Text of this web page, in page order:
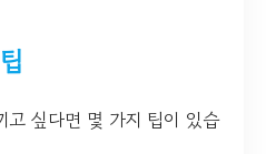
싶다면 몇 가지 팁이 있습